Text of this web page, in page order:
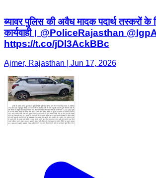
ब्यावर पुलिस की अवैध मादक पदार्थ तस्करों
कार्यवाही। @PoliceRajasthan
https://t.co/jDl3AckBBc
Ajmer, Rajasthan | Jun 17, 2026